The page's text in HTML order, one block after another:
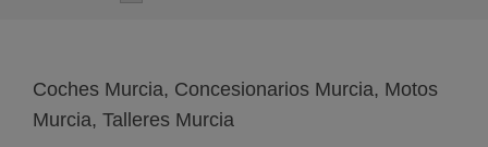
Coches Murcia, Concesionarios Murcia, Motos
Murcia, Talleres Murcia